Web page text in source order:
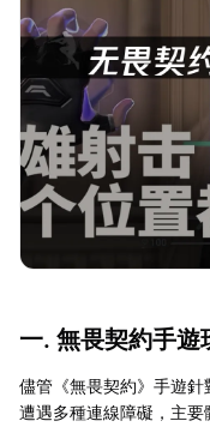
一. 無畏契約手
儘管《無畏契約》手遊
遭遇多種連線障礙，主要